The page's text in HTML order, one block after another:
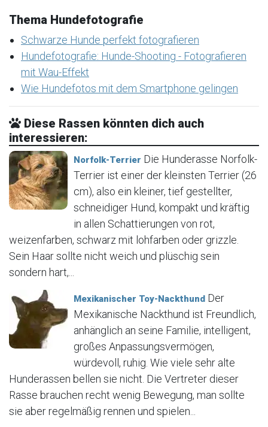
Thema Hundefotografie
Schwarze Hunde perfekt fotografieren
Hundefotografie: Hunde-Shooting - Fotografieren
mit Wau-Effekt
Wie Hundefotos mit dem Smartphone gelingen
Diese Rassen könnten dich auch
interessieren:
Norfolk-Terrier Die Hunderasse Norfolk-
Terrier ist einer der kleinsten Terrier (26
cm), also ein kleiner, tief gestellter,
schneidiger Hund, kompakt und kräftig
in allen Schattierungen von rot,
weizenfarben, schwarz mit lohfarben oder grizzle.
Sein Haar sollte nicht weich und plüschig sein
sondern hart,...
Mexikanischer Toy-Nackthund Der
Mexikanische Nackthund ist Freundlich,
anhänglich an seine Familie, intelligent,
großes Anpassungsvermögen,
würdevoll, ruhig. Wie viele sehr alte
Hunderassen bellen sie nicht. Die Vertreter dieser
Rasse brauchen recht wenig Bewegung, man sollte
sie aber regelmäßig rennen und spielen...